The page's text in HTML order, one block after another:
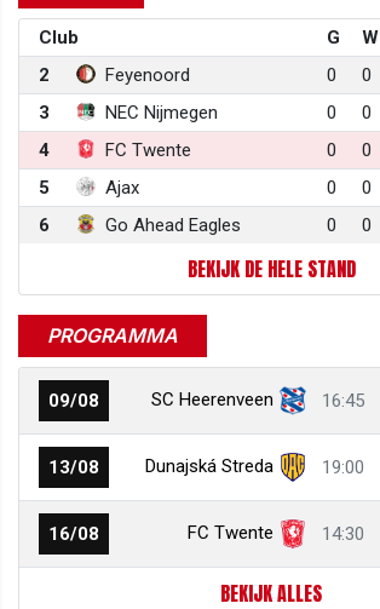
Club G W
2
Feyenoord 0 0
3
NEC Nijmegen 0 0
4
FC Twente 0 0
5
Ajax 0 0
6
Go Ahead Eagles 0 0
BEKIJK DE HELE STAND
PROGRAMMA
09/08 SC Heerenveen 16:45
13/08 Dunajská Streda 19:00
16/08 FC Twente 14:30
BEKIJK ALLES